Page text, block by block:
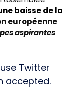
baisse de la
européenne
aspirantes
Twitter
accepted.